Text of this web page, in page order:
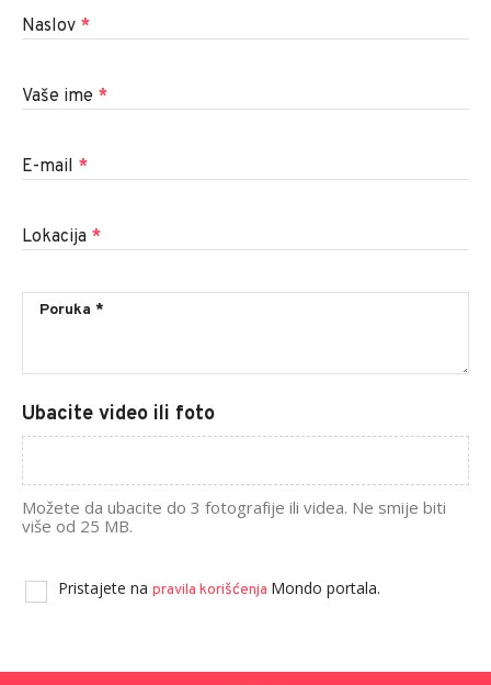
Naslov *
Vaše ime *
E-mail *
Lokacija *
Ubacite video ili foto
Možete da ubacite do 3 fotografije ili videa. Ne smije biti
više od 25 MB.
Pristajete na pravila korišćenja Mondo portala.